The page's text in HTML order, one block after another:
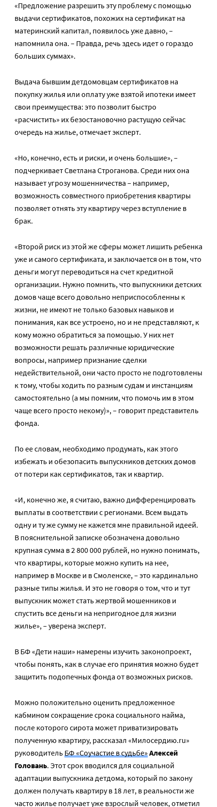
«Предложение разрешить эту проблему с помощью
выдачи сертификатов, похожих на сертификат на
материнский капитал, появилось уже давно, –
напомнила она. – Правда, речь здесь идет о гораздо
больших суммах».
Выдача бывшим детдомовцам сертификатов на
покупку жилья или оплату уже взятой ипотеки имеет
свои преимущества: это позволит быстро
«расчистить» их безостановочно растущую сейчас
очередь на жилье, отмечает эксперт.
«Но, конечно, есть и риски, и очень большие», –
подчеркивает Светлана Строганова. Среди них она
называет угрозу мошенничества – например,
возможность совместного приобретения квартиры
позволяет отнять эту квартиру через вступление в
брак.
«Второй риск из этой же сферы может лишить ребенка
уже и самого сертификата, и заключается он в том, что
деньги могут переводиться на счет кредитной
организации. Нужно помнить, что выпускники детских
домов чаще всего довольно неприспособленны к
жизни, не имеют не только базовых навыков и
понимания, как все устроено, но и не представляют, к
кому можно обратиться за помощью. У них нет
возможности решать различные юридические
вопросы, например признание сделки
недействительной, они часто просто не подготовлены
к тому, чтобы ходить по разным судам и инстанциям
самостоятельно (а мы помним, что помочь им в этом
чаще всего просто некому)», – говорит представитель
фонда.
По ее словам, необходимо продумать, как этого
избежать и обезопасить выпускников детских домов
от потери как сертификатов, так и квартир.
«И, конечно же, я считаю, важно дифференцировать
выплаты в соответствии с регионами. Всем выдать
одну и ту же сумму не кажется мне правильной идеей.
В пояснительной записке обозначена довольно
крупная сумма в 2 800 000 рублей, но нужно понимать,
что квартиры, которые можно купить на нее,
например в Москве и в Смоленске, – это кардинально
разные типы жилья. И это не говоря о том, что и тут
выпускник может стать жертвой мошенников и
спустить все деньги на непригодное для жизни
жилье», – уверена эксперт.
В БФ «Дети наши» намерены изучить законопроект,
чтобы понять, как в случае его принятия можно будет
защитить подопечных фонда от возможных рисков.
Можно положительно оценить предложенное
кабмином сокращение срока социального найма,
после которого сирота может приватизировать
полученную квартиру, рассказал «Милосердию.ru»
руководительБФ «Соучастие в судьбе»Алексей
Головань. Этот срок вводился для социальной
адаптации выпускника детдома, который по закону
должен получать квартиру в 18 лет, в реальности же
часто жилье получает уже взрослый человек, отметил